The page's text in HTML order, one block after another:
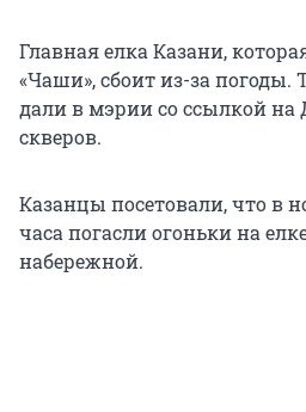
Главная елка Казани,
«Чаши», сбоит из-за погоды.
дали в мэрии со ссылкой
скверов.
Казанцы посетовали, что в
часа погасли огоньки на
набережной.